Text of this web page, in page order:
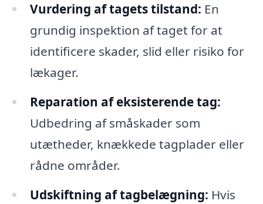
Vurdering af tagets tilstand: En
grundig inspektion af taget for at
identificere skader, slid eller risiko for
lækager.
Reparation af eksisterende tag:
Udbedring af småskader som
utætheder, knækkede tagplader eller
rådne områder.
Udskiftning af tagbelægning: Hvis